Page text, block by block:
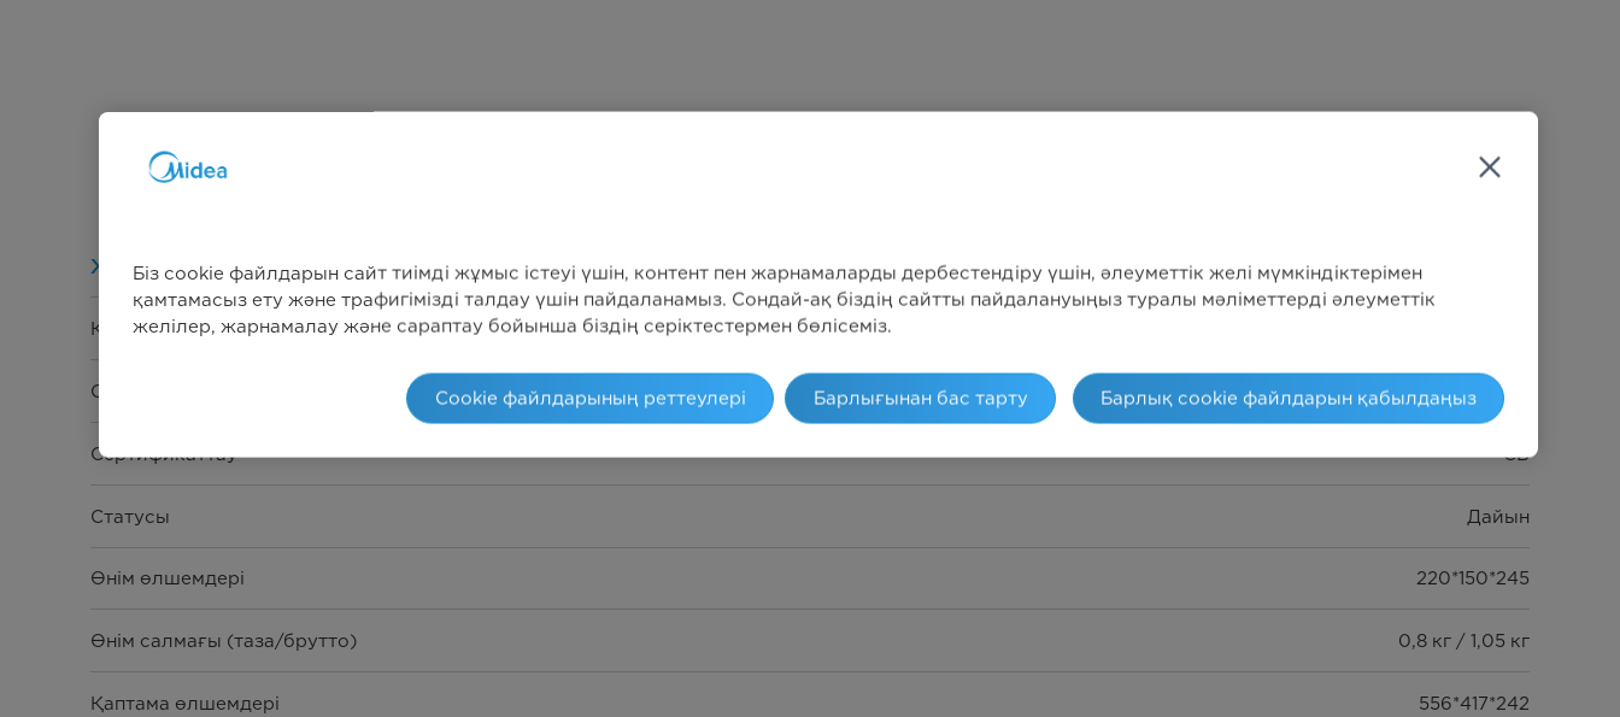
Жалпы сипаттамалар
Кернеу / Қуат
Сыйымдылығы 1.7 л
Сертификаттау CB
Статусы Дайын
Өнім өлшемдері 220*150*245
Өнім салмағы (таза/брутто) 0,8 кг / 1,05 кг
Қаптама өлшемдері 556*417*242
Біз cookie файлдарын сайт тиімді жұмыс істеуі үшін, контент пен жарнамаларды дербестендіру үшін, әлеуметтік желі мүмкіндіктерімен
қамтамасыз ету және трафигімізді талдау үшін пайдаланамыз. Сондай-ақ біздің сайтты пайдалануыңыз туралы мәліметтерді әлеуметтік
желілер, жарнамалау және сараптау бойынша біздің серіктестермен бөлісеміз.
Cookie файлдарының реттеулері Барлығынан бас тарту Барлық cookie файлдарын қабылдаңыз